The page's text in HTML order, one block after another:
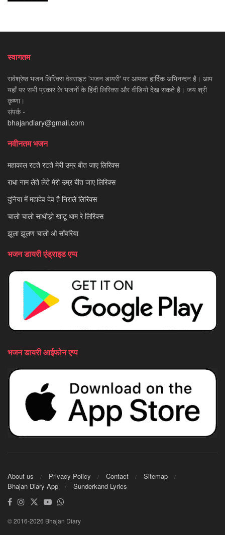
स्वागतम
सर्वश्रेष्ठ भजन लिरिक्स वेबसाइट 'भजन डायरी' पर आपका हार्दिक अभिनन्दन है। आप
यहाँ पर सभी प्रकार के भजनों के हिंदी लिरिक्स और वीडियो देख सकते है। जय श्री
कृष्णा।
संपर्क -
bhajandiary@gmail.com
नवीनतम भजन
महाकाल रटते रटते मेरी उम्र बीत जाए लिरिक्स
राधा नाम लेते लेते मेरी उम्र बीत जाए लिरिक्स
दुनिया में महादेव देव है निराले लिरिक्स
चालो चालो साथीड़ो खाटू धाम रे लिरिक्स
झूला झूलण चालो ओ साँवरिया
भजन डायरी एंड्राइड एप्प
भजन डायरी आईफोन एप्प
About us Privacy Policy Contact
Sitemap
Bhajan Diary App
Sunderkand Lyrics
© 2016-2026 Bhajan Diary